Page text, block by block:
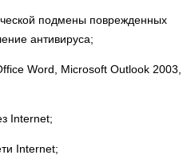
подмены поврежденных
антивируса;
Word, Microsoft Outlook 2003,
Internet;
Internet;